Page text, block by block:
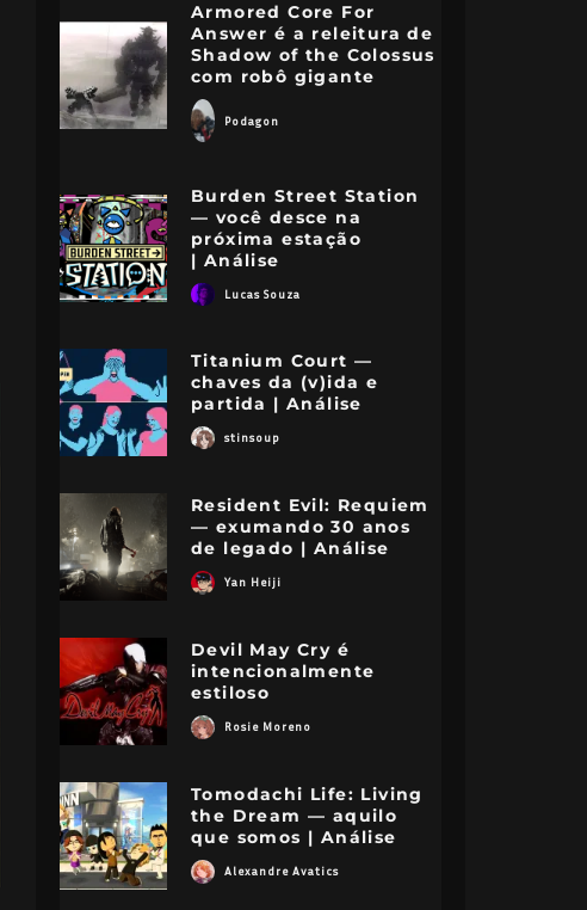
Armored Core For
Answer é a releitura de
Shadow of the Colossus
com robô gigante
Podagon
Burden Street Station
— você desce na
próxima estação
| Análise
Lucas Souza
Titanium Court —
chaves da (v)ida e
partida | Análise
stinsoup
Resident Evil: Requiem
— exumando 30 anos
de legado | Análise
Yan Heiji
Devil May Cry é
intencionalmente
estiloso
Rosie Moreno
Tomodachi Life: Living
the Dream — aquilo
que somos | Análise
Alexandre Avatics